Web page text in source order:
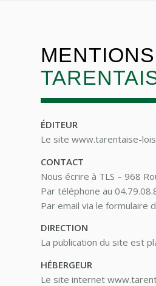
ÉDITEUR
Le site www.tarentaise-
CONTACT
Nous écrire à TLS – 968
Par téléphone au
Par email via le formulaire
DIRECTION
La publication du site est
HÉBERGEUR
Le site internet